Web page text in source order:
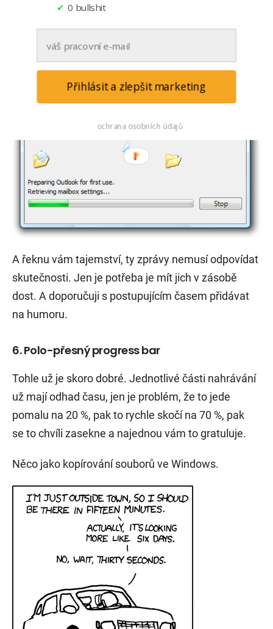
Druhou možností je lidem ukázat, co se zrovna
nahrává a v jakém je to kroku. Například: Kontroluji
v databázi kradená auta (krok 3 z 5).
A řeknu vám tajemství, ty zprávy nemusí odpovídat
skutečnosti. Jen je potřeba je mít jich v zásobě
dost. A doporučuji s postupujícím časem přidávat
na humoru.
6. Polo-přesný progress bar
Tohle už je skoro dobré. Jednotlivé části nahrávání
už mají odhad času, jen je problém, že to jede
pomalu na 20 %, pak to rychle skočí na 70 %, pak
se to chvíli zasekne a najednou vám to gratuluje.
Něco jako kopírování souborů ve Windows.
✔ 0 bullshit
Přihlásit a zlepšit marketing
ochrana osobních údajů